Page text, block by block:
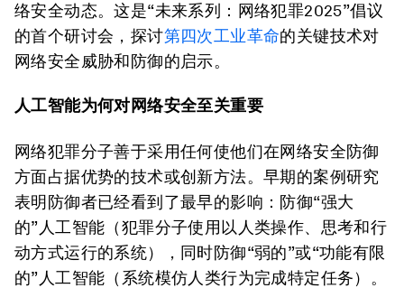
络安全动态。这是“未来系列：网络犯罪2025”倡议
的首个研讨会，探讨第四次工业革命的关键技术对
网络安全威胁和防御的启示。
人工智能为何对网络安全至关重要
网络犯罪分子善于采用任何使他们在网络安全防御
方面占据优势的技术或创新方法。早期的案例研究
表明防御者已经看到了最早的影响：防御“强大
的”人工智能（犯罪分子使用以人类操作、思考和行
动方式运行的系统），同时防御“弱的”或“功能有限
的”人工智能（系统模仿人类行为完成特定任务）。